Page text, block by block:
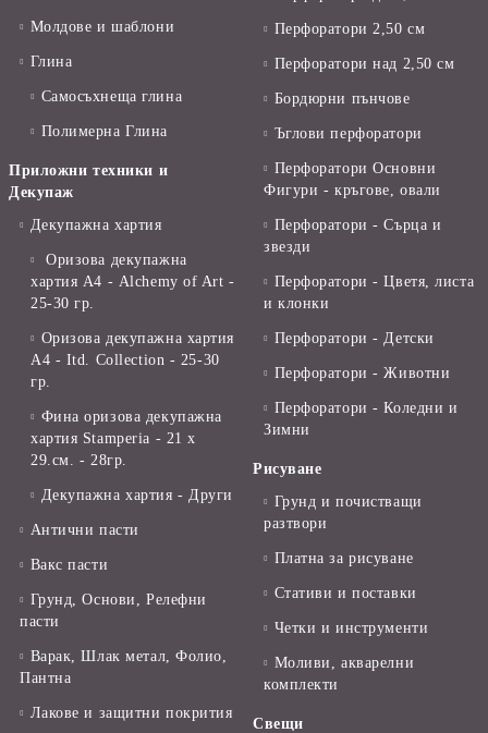
Молдове и шаблони
Глина
Самосъхнеща глина
Полимерна Глина
Приложни техники и
Декупаж
Декупажна хартия
Оризова декупажна
хартия А4 - Alchemy of Art -
25-30 гр.
Оризова декупажна хартия
А4 - Itd. Collection - 25-30
гр.
Фина оризова декупажна
хартия Stamperia - 21 х
29.см. - 28гр.
Декупажна хартия - Други
Антични пасти
Вакс пасти
Грунд, Основи, Релефни
пасти
Варак, Шлак метал, Фолио,
Пантна
Лакове и защитни покрития
Перфоратори 2,50 см
Перфоратори над 2,50 см
Бордюрни пънчове
Ъглови перфоратори
Перфоратори Основни
Фигури - кръгове, овали
Перфоратори - Сърца и
звезди
Перфоратори - Цветя, листа
и клонки
Перфоратори - Детски
Перфоратори - Животни
Перфоратори - Коледни и
Зимни
Рисуване
Грунд и почистващи
разтвори
Платна за рисуване
Стативи и поставки
Четки и инструменти
Моливи, акварелни
комплекти
Свещи